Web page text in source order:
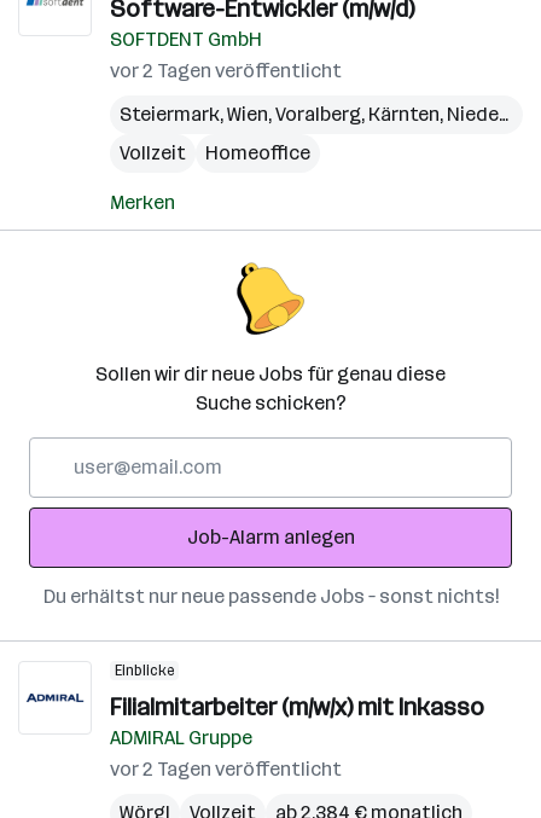
Software-Entwickler (m/w/d)
SOFTDENT GmbH
vor 2 Tagen veröffentlicht
Steiermark,Wien,Voralberg, Kärnten, Niederösterreich
Vollzeit
Homeoffice
Merken
Sollen wir dir neue Jobs für genau diese
Suche schicken?
Adresse
Job-Alarm anlegen
Du erhältst nur neue passende Jobs – sonst nichts!
Einblicke
Filialmitarbeiter (m/w/x) mit Inkasso
ADMIRAL Gruppe
vor 2 Tagen veröffentlicht
Wörgl
Vollzeit ab 2.384 € monatlich